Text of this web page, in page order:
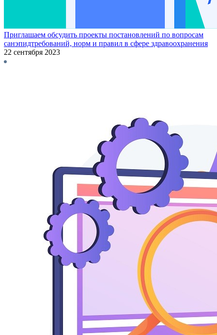
Приглашаем обсудить проекты постановлений по вопросам
санэпидтребований, норм и правил в сфере здравоохранения
22 сентября 2023